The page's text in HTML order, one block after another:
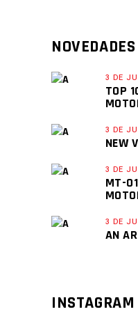
NOVEDADES
3 DE
TOP
3 DE
NEW
3 DE
MT-
3 DE
AN
INSTAGRAM